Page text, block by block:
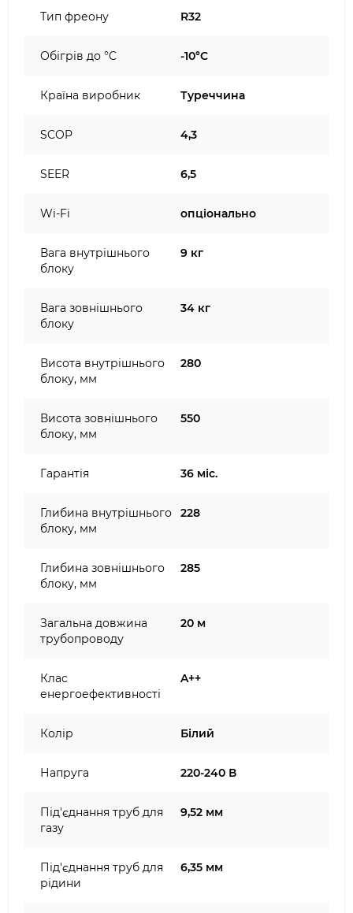
Тип фреону R32
Обігрів до °C -10°C
Країна виробник Туреччина
SCOP 4,3
SEER 6,5
Wi-Fi опціонально
Вага внутрішнього
блоку
9 кг
Вага зовнішнього
блоку
34 кг
Висота внутрішнього
блоку, мм
280
Висота зовнішнього
блоку, мм
550
Гарантія 36 міс.
Глибина внутрішнього
блоку, мм
228
Глибина зовнішнього
блоку, мм
285
Загальна довжина
трубопроводу
20 м
Клас
енергоефективності
A++
Колір Білий
Напруга 220-240 В
Під'єднання труб для
газу
9,52 мм
Під'єднання труб для
рідини
6,35 мм